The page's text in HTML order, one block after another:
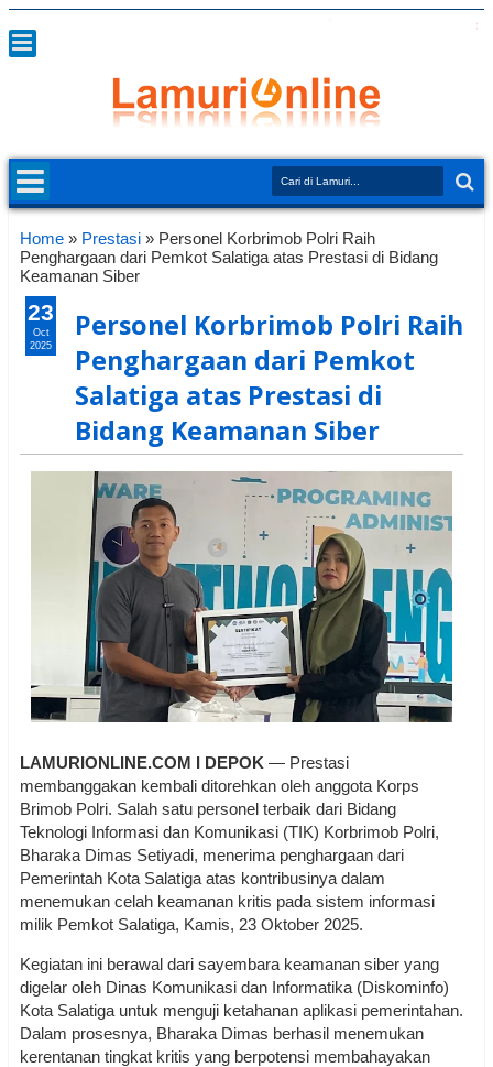
Home » Prestasi » Personel Korbrimob Polri Raih
Penghargaan dari Pemkot Salatiga atas Prestasi di Bidang
Keamanan Siber
Personel Korbrimob Polri Raih
Penghargaan dari Pemkot
Salatiga atas Prestasi di
Bidang Keamanan Siber
LAMURIONLINE.COM I DEPOK — Prestasi
membanggakan kembali ditorehkan oleh anggota Korps
Brimob Polri. Salah satu personel terbaik dari Bidang
Teknologi Informasi dan Komunikasi (TIK) Korbrimob Polri,
Bharaka Dimas Setiyadi, menerima penghargaan dari
Pemerintah Kota Salatiga atas kontribusinya dalam
menemukan celah keamanan kritis pada sistem informasi
milik Pemkot Salatiga, Kamis, 23 Oktober 2025.
Kegiatan ini berawal dari sayembara keamanan siber yang
digelar oleh Dinas Komunikasi dan Informatika (Diskominfo)
Kota Salatiga untuk menguji ketahanan aplikasi pemerintahan.
Dalam prosesnya, Bharaka Dimas berhasil menemukan
kerentanan tingkat kritis yang berpotensi membahayakan
23
Oct
2025